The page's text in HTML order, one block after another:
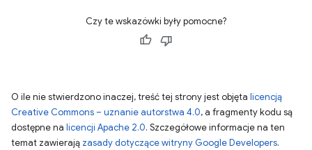
Czy te wskazówki były pomocne?
O ile nie stwierdzono inaczej, treść tej strony jest objęta licencją
Creative Commons – uznanie autorstwa 4.0, a fragmenty kodu są
dostępne na licencji Apache 2.0. Szczegółowe informacje na ten
temat zawierają zasady dotyczące witryny Google Developers.